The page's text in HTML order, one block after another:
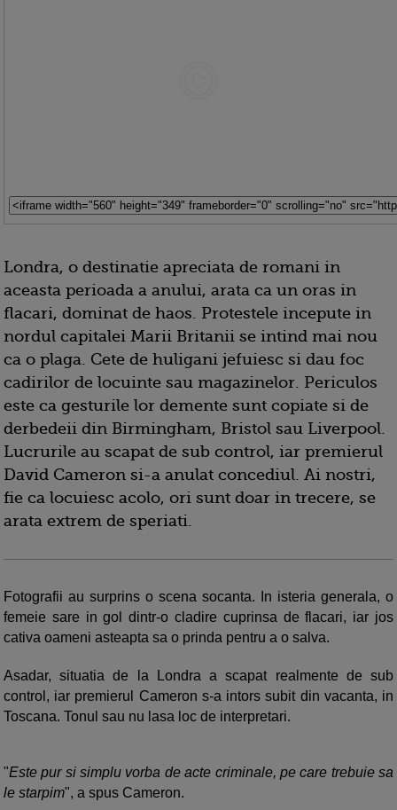
Londra, o destinatie apreciata de romani in
aceasta perioada a anului, arata ca un oras in
flacari, dominat de haos. Protestele incepute in
nordul capitalei Marii Britanii se intind mai nou
ca o plaga. Cete de huligani jefuiesc si dau foc
cadirilor de locuinte sau magazinelor. Periculos
este ca gesturile lor demente sunt copiate si de
derbedeii din Birmingham, Bristol sau Liverpool.
Lucrurile au scapat de sub control, iar premierul
David Cameron si-a anulat concediul. Ai nostri,
fie ca locuiesc acolo, ori sunt doar in trecere, se
arata extrem de speriati.
Fotografii au surprins o scena socanta. In isteria generala, o
femeie sare in gol dintr-o cladire cuprinsa de flacari, iar jos
cativa oameni asteapta sa o prinda pentru a o salva.
Asadar, situatia de la Londra a scapat realmente de sub
control, iar premierul Cameron s-a intors subit din vacanta, in
Toscana. Tonul sau nu lasa loc de interpretari.
"Este pur si simplu vorba de acte criminale, pe care trebuie sa
le starpim", a spus Cameron.